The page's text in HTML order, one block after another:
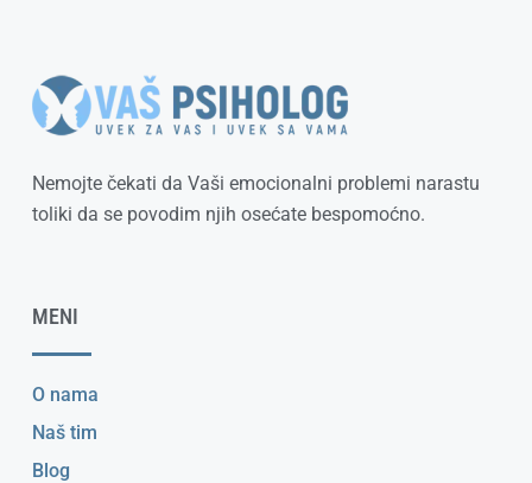
Nemojte čekati da Vaši emocionalni problemi narastu
toliki da se povodim njih osećate bespomoćno.
MENI
O nama
Naš tim
Blog